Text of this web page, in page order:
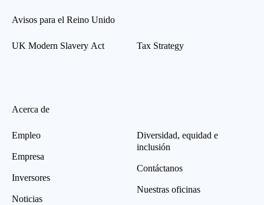
Avisos para el Reino Unido
UK Modern Slavery Act Tax Strategy
Acerca de
Empleo
Empresa
Inversores
Noticias
Diversidad, equidad e
inclusión
Contáctanos
Nuestras oficinas